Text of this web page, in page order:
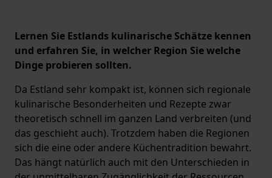
Lernen Sie Estlands kulinarische Schätze kennen
und erfahren Sie, in welcher Region Sie welche
Dinge probieren sollten.
Da Estland sehr kompakt ist, können sich regionale
kulinarische Besonderheiten und Rezepte zwar
theoretisch schnell im ganzen Land verbreiten (und
das geschieht auch). Trotzdem haben die Regionen
sich die eine oder andere Küchentradition bewahrt.
Das hängt natürlich auch mit den Unterschieden in